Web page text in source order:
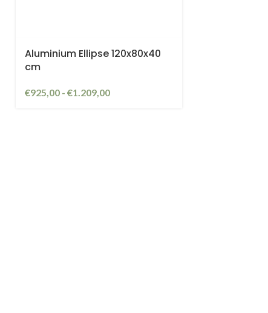
Aluminium Ellipse 120x80x40
cm
€925,00 - €1.209,00